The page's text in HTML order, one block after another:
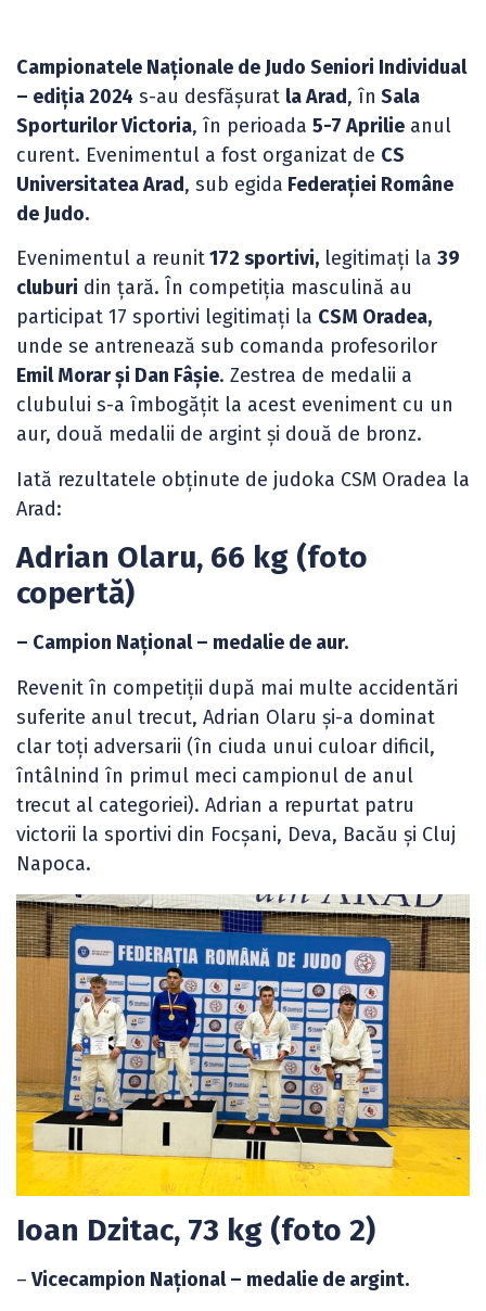
Campionatele Naționale de Judo Seniori Individual
– ediția 2024 s-au desfășurat la Arad, în Sala
Sporturilor Victoria, în perioada 5-7 Aprilie anul
curent. Evenimentul a fost organizat de CS
Universitatea Arad, sub egida Federației Române
de Judo.
Evenimentul a reunit172 sportivi, legitimați la 39
cluburi din țară. În competiția masculină au
participat 17 sportivi legitimați la CSM Oradea,
unde se antrenează sub comanda profesorilor
Emil Morar și Dan Fâșie. Zestrea de medalii a
clubului s-a îmbogățit la acest eveniment cu un
aur, două medalii de argint și două de bronz.
Iată rezultatele obținute de judoka CSM Oradea la
Arad:
Adrian Olaru, 66 kg (foto
copertă)
– Campion Național – medalie de aur.
Revenit în competiții după mai multe accidentări
suferite anul trecut, Adrian Olaru și-a dominat
clar toți adversarii (în ciuda unui culoar dificil,
întâlnind în primul meci campionul de anul
trecut al categoriei). Adrian a repurtat patru
victorii la sportivi din Focșani, Deva, Bacău și Cluj
Napoca.
Ioan Dzitac, 73 kg (foto 2)
– Vicecampion Național – medalie de argint.